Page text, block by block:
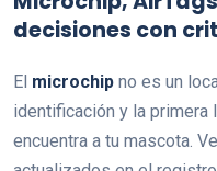
decisiones con
El microchip no es un
identificación y la primera
encuentra a tu mascota.